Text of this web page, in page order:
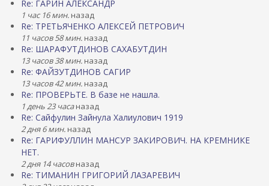
Re: ГАРИН АЛЕКСАНДР
1 час 16 мин. назад
Re: ТРЕТЬЯЧЕНКО АЛЕКСЕЙ ПЕТРОВИЧ
11 часов 58 мин. назад
Re: ШАРАФУТДИНОВ САХАБУТДИН
13 часов 38 мин. назад
Re: ФАЙЗУТДИНОВ САГИР
13 часов 42 мин. назад
Re: ПРОВЕРЬТЕ. В базе не нашла.
1 день 23 часаназад
Re: Сайфулин Зайнула Халиулович 1919
2 дня 6 мин. назад
Re: ГАРИФУЛЛИН МАНСУР ЗАКИРОВИЧ. НА КРЕМНИКЕ
НЕТ.
2 дня 14 часовназад
Re: ТИМАНИН ГРИГОРИЙ ЛАЗАРЕВИЧ